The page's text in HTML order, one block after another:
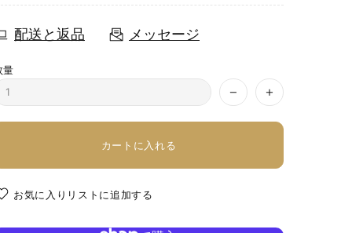
配送と返品 メッセージ
量
カートに入れる
お気に入りリストに追加する